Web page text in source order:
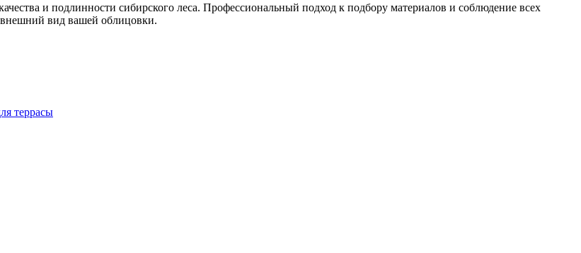
и подлинности сибирского леса. Профессиональный подход к подбору материалов и соблюдение всех
вид вашей облицовки.
террасы